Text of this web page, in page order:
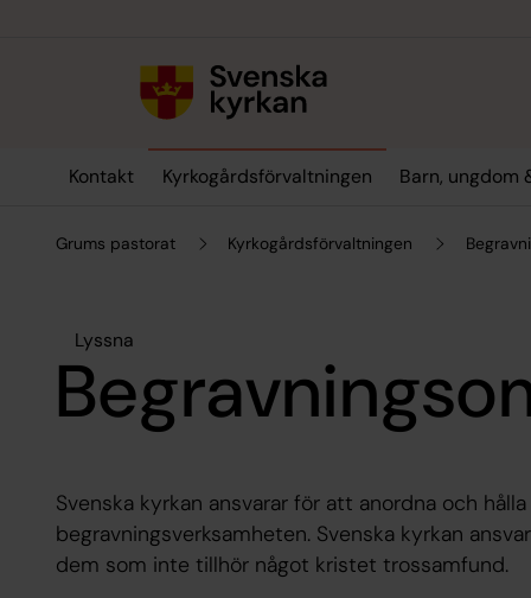
Kontakt Kyrkogårdsförvaltningen Barn, ungdom
Grums pastorat Kyrkogårdsförvaltningen
Lyssna
Svenska kyrkan ansvarar för att anordna och
begravningsverksamheten. Svenska kyrkan
dem som inte tillhör något kristet trossamfund.